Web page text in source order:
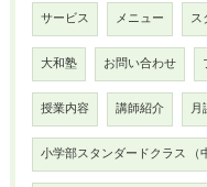
サービス メニュー ス
大和塾 お問い合わせ
授業内容 講師紹介 月
小学部スタンダードクラス （